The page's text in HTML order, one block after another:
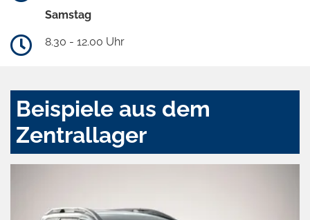
Samstag
8.30 - 12.00 Uhr
Beispiele aus dem
Zentrallager